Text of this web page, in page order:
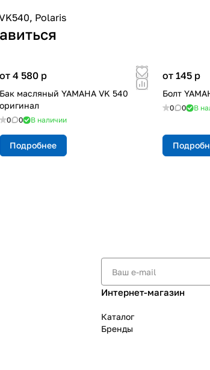
Polaris
от 4 580 p
Бак масляный YAMAHA VK 540
оригинал
0 0 В наличии
Подробнее
от 145 p
Болт
0 0 В
Интернет-магазин
Каталог
Бренды